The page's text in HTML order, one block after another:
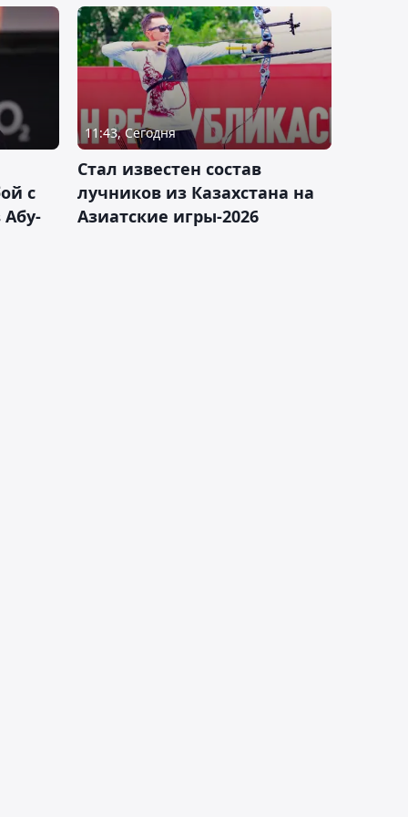
с
Абу-
11:43, Сегодня
Стал известен состав
лучников из Казахстана на
Азиатские игры-2026